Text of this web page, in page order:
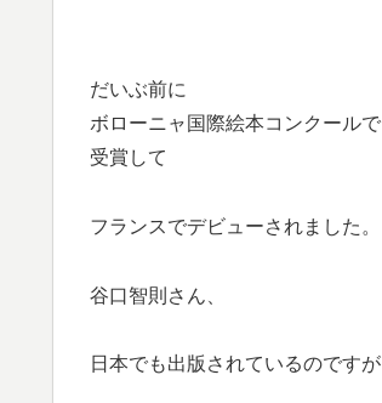
だいぶ前に
ボローニャ国際絵本コンクールで
受賞して
フランスでデビューされました。
谷口智則さん、
日本でも出版されているのですが